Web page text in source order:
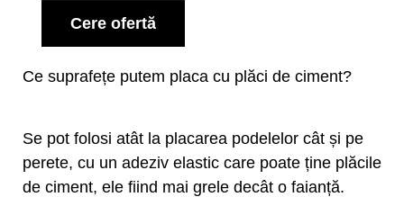
Cere ofertă
Ce suprafețe putem placa cu plăci de ciment?
Se pot folosi atât la placarea podelelor cât și pe
perete, cu un adeziv elastic care poate ține plăcile
de ciment, ele fiind mai grele decât o faianță.